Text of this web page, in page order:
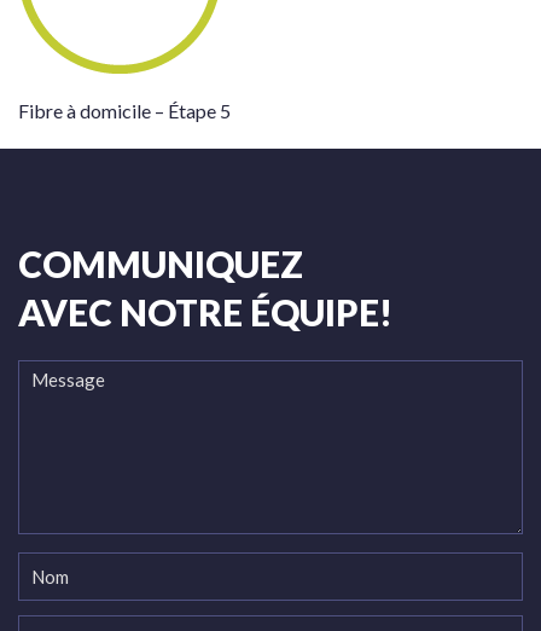
Fibre à domicile – Étape 5
COMMUNIQUEZ
AVEC NOTRE ÉQUIPE!